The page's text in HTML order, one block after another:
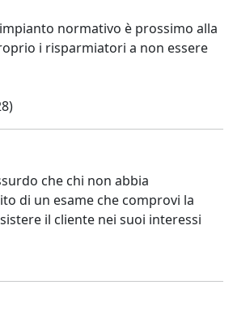
normativo è prossimo alla
i risparmiatori a non essere
che chi non abbia
di un esame che comprovi la
il cliente nei suoi interessi